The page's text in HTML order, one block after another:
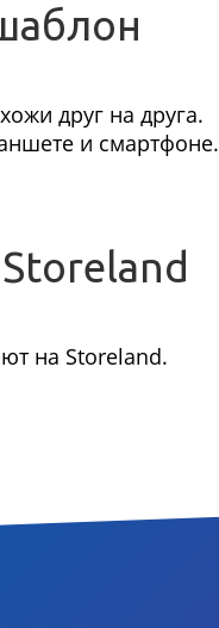
друг на друга.
и смартфоне.
на Storeland.